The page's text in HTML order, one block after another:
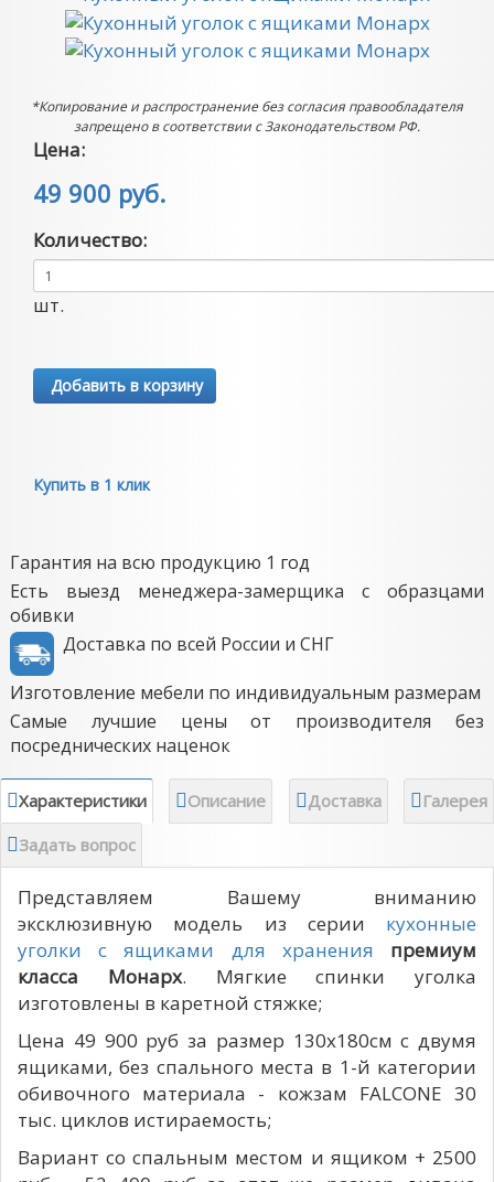
*Копирование и распространение без согласия правообладателя
запрещено в соответствии с Законодательством РФ.
Цена:
49 900 руб.
Количество:
шт.
Добавить в корзину
Купить в 1 клик
Гарантия на всю продукцию 1 год
Есть выезд менеджера-замерщика с образцами
обивки
Доставка по всей России и СНГ
Изготовление мебели по индивидуальным размерам
Самые лучшие цены от производителя без
посреднических наценок
Характеристики Описание Доставка
Галерея
Задать вопрос
Представляем Вашему вниманию
эксклюзивную модель из серии кухонные
уголки с ящиками для хранения
премиум
класса Монарх. Мягкие спинки уголка
изготовлены в каретной стяжке;
Цена 49 900 руб за размер 130х180см с двумя
ящиками, без спального места в 1-й категории
обивочного материала - кожзам FALCONE 30
тыс. циклов истираемость;
Вариант со спальным местом и ящиком + 2500